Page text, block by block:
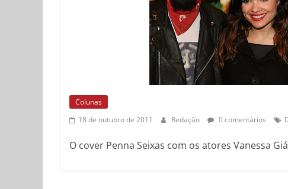
Colunas
18 de outubro de 2011
Redação 0 comentários
O cover Penna Seixas com os atores Vanessa